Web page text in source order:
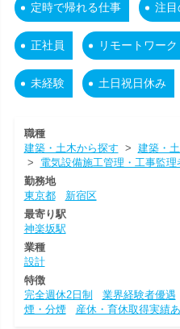
定時で帰れる仕事 注目
正社員 リモートワー
未経験 土日祝日休み
職種
建築・土木から探す > 建築・
> 電気設備施工管理・工事監理
勤務地
東京都
新宿区
最寄り駅
神楽坂駅
業種
設計
特徴
完全週休2日制
業界経験者優遇
煙・分煙
産休・育休取得実績